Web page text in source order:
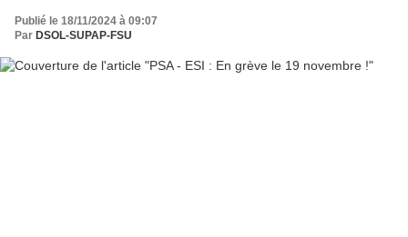
Publié le 18/11/2024 à 09:07
Par DSOL-SUPAP-FSU